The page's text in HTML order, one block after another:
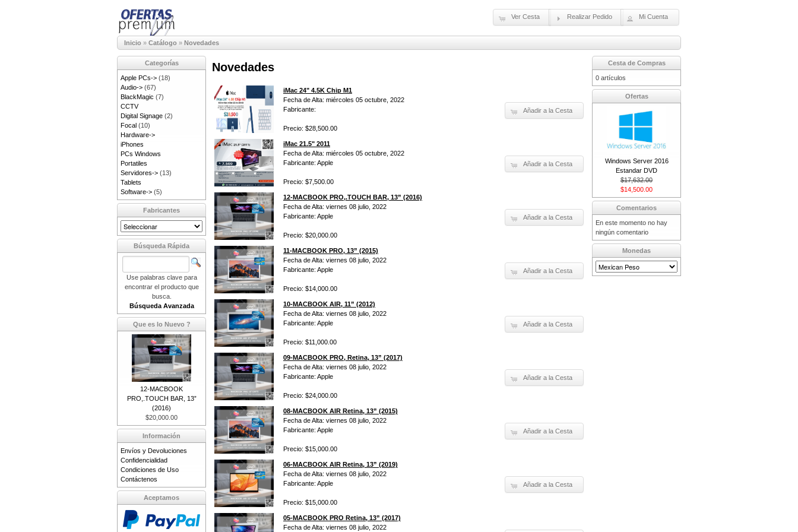
Ver Cesta Realizar Pedido Mi Cuenta
Inicio » Catálogo » Novedades
Novedades
iMac 24" 4.5K Chip M1
Fecha de Alta: miércoles 05 octubre, 2022
Fabricante:
Precio: $28,500.00
Añadir a la Cesta
iMac 21.5" 2011
Fecha de Alta: miércoles 05 octubre, 2022
Fabricante: Apple
Precio: $7,500.00
Añadir a la Cesta
12-MACBOOK PRO,.TOUCH BAR, 13” (2016)
Fecha de Alta: viernes 08 julio, 2022
Fabricante: Apple
Precio: $20,000.00
Añadir a la Cesta
11-MACBOOK PRO, 13” (2015)
Fecha de Alta: viernes 08 julio, 2022
Fabricante: Apple
Precio: $14,000.00
Añadir a la Cesta
10-MACBOOK AIR, 11” (2012)
Fecha de Alta: viernes 08 julio, 2022
Fabricante: Apple
Precio: $11,000.00
Añadir a la Cesta
09-MACBOOK PRO, Retina, 13” (2017)
Fecha de Alta: viernes 08 julio, 2022
Fabricante: Apple
Precio: $24,000.00
Añadir a la Cesta
08-MACBOOK AIR Retina, 13” (2015)
Fecha de Alta: viernes 08 julio, 2022
Fabricante: Apple
Precio: $15,000.00
Añadir a la Cesta
06-MACBOOK AIR Retina, 13” (2019)
Fecha de Alta: viernes 08 julio, 2022
Fabricante: Apple
Precio: $15,000.00
Añadir a la Cesta
05-MACBOOK PRO Retina, 13” (2017)
Fecha de Alta: viernes 08 julio, 2022
Categorías
Apple PCs-> (18)
Audio-> (67)
BlackMagic (7)
CCTV
Digital Signage (2)
Focal (10)
Hardware->
iPhones
PCs Windows
Portatiles
Servidores-> (13)
Tablets
Software-> (5)
Fabricantes
Búsqueda Rápida
Use palabras clave para
encontrar el producto que
busca.
Búsqueda Avanzada
Que es lo Nuevo ?
12-MACBOOK
PRO,.TOUCH BAR, 13”
(2016)
$20,000.00
Información
Envíos y Devoluciones
Confidencialidad
Condiciones de Uso
Contáctenos
Aceptamos
Cesta de Compras
0 artículos
Ofertas
Windows Server 2016
Estandar DVD
$17,632.00
$14,500.00
Comentarios
En este momento no hay
ningún comentario
Monedas